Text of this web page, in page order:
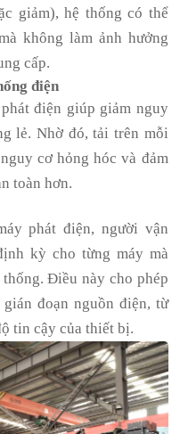
giảm), hệ thống có thể
không làm ảnh hưởng
cấp.
điện
điện giúp giảm nguy
lẻ. Nhờ đó, tải trên mỗi
cơ hỏng hóc và đảm
toàn hơn.
phát điện, người vận
kỳ cho từng máy mà
Điều này cho phép
đoạn nguồn điện, từ
tin cậy của thiết bị.